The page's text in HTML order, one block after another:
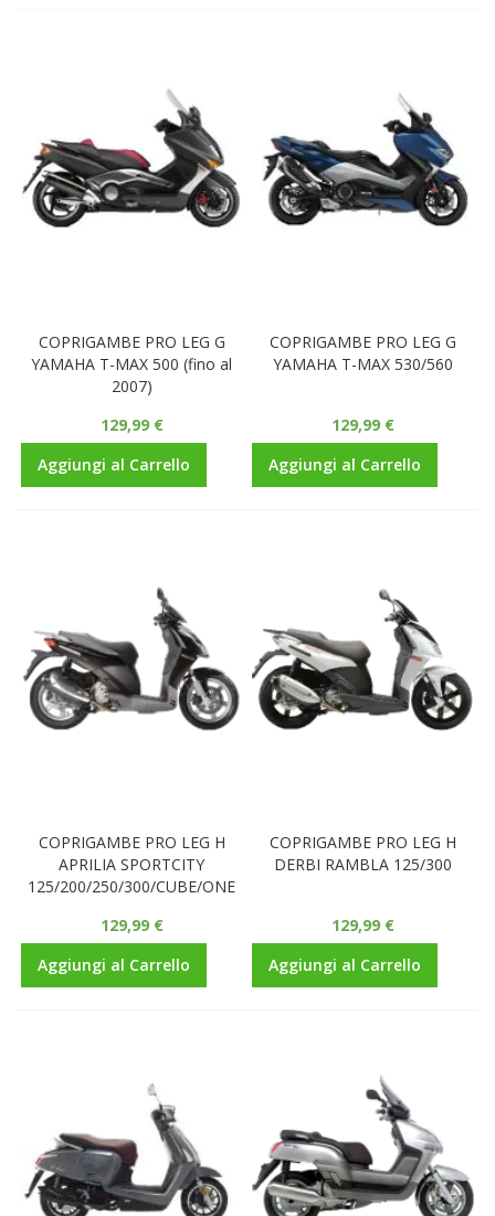
COPRIGAMBE PRO LEG G
YAMAHA T-MAX 500 (fino al
2007)
129,99 €
Aggiungi al Carrello
COPRIGAMBE PRO LEG G
YAMAHA T-MAX 530/560
129,99 €
Aggiungi al Carrello
COPRIGAMBE PRO LEG H
APRILIA SPORTCITY
125/200/250/300/CUBE/ONE
129,99 €
Aggiungi al Carrello
COPRIGAMBE PRO LEG H
DERBI RAMBLA 125/300
129,99 €
Aggiungi al Carrello